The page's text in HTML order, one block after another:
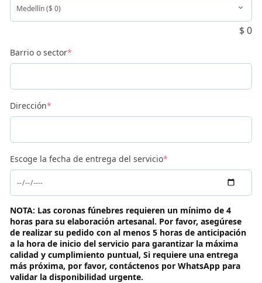
$0
Barrio o sector*
Dirección*
Escoge la fecha de entrega del servicio*
NOTA: Las coronas fúnebres requieren un mínimo de 4
horas para su elaboración artesanal. Por favor, asegúrese
de realizar su pedido con al menos 5 horas de anticipación
a la hora de inicio del servicio para garantizar la máxima
calidad y cumplimiento puntual, Si requiere una entrega
más próxima, por favor, contáctenos por WhatsApp para
validar la disponibilidad urgente.